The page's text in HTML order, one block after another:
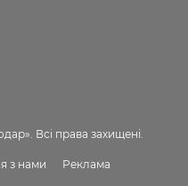
Всі права захищені.
з нами Реклама